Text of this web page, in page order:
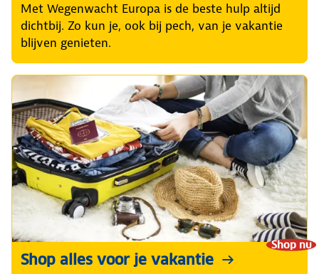
Met Wegenwacht Europa is de beste hulp altijd
dichtbij. Zo kun je, ook bij pech, van je vakantie
blijven genieten.
Shop nu
Shop alles voor je vakantie